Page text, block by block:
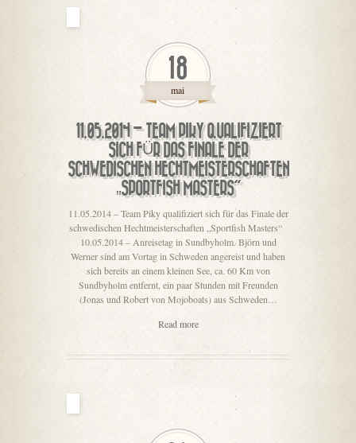
18
mai
11.05.2014 – TEAM PIKY QUALIFIZIERT
SICH FÜR DAS FINALE DER
SCHWEDISCHEN HECHTMEISTERSCHAFTEN
„SPORTFISH MASTERS“
11.05.2014 – Team Piky qualifiziert sich für das Finale der
schwedischen Hechtmeisterschaften „Sportfish Masters“
10.05.2014 – Anreisetag in Sundbyholm. Björn und
Werner sind am Vortag in Schweden angereist und haben
sich bereits an einem kleinen See, ca. 60 Km von
Sundbyholm entfernt, ein paar Stunden mit Freunden
(Jonas und Robert von Mojoboats) aus Schweden…
Read more